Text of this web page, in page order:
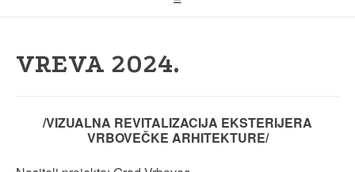
VREVA 2024.
/VIZUALNA REVITALIZACIJA EKSTERIJERA
VRBOVEČKE ARHITEKTURE/